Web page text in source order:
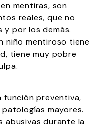
mentiras, son
reales, que no
y por los demás.
niño mentiroso tiene
tiene muy pobre
función preventiva,
mayores.
abusivas durante la